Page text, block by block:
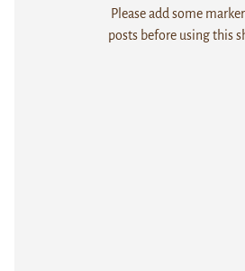
Please add some
posts before using this